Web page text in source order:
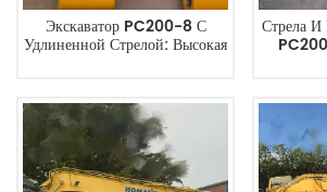
Экскаватор PC200-8 С
Удлиненной Стрелой: Высокая
Дноуглубительных И
Строительных Работ.
Стрела И